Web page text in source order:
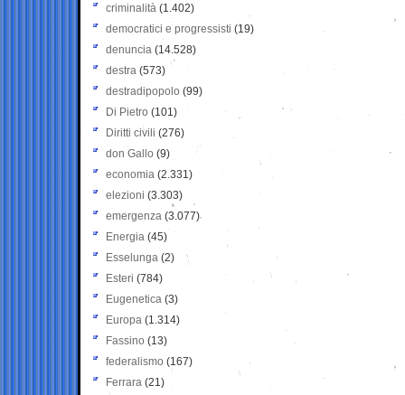
criminalità (1.402)
democratici e progressisti (19)
denuncia (14.528)
destra (573)
destradipopolo (99)
Di Pietro (101)
Diritti civili (276)
don Gallo (9)
economia (2.331)
elezioni (3.303)
emergenza (3.077)
Energia (45)
Esselunga (2)
Esteri (784)
Eugenetica (3)
Europa (1.314)
Fassino (13)
federalismo (167)
Ferrara (21)